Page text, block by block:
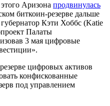
Аризона продвинулась
биткоин-резерве дальше
Кэти Хоббс (Katie
Палаты
3 мая цифровые
цифровых активов
конфискованные
под управлением